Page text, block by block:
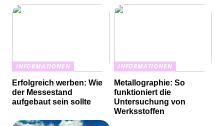
INFORMATIONEN
Erfolgreich werben: Wie
der Messestand
aufgebaut sein sollte
INFORMATIONEN
Metallographie: So
funktioniert die
Untersuchung von
Werksstoffen